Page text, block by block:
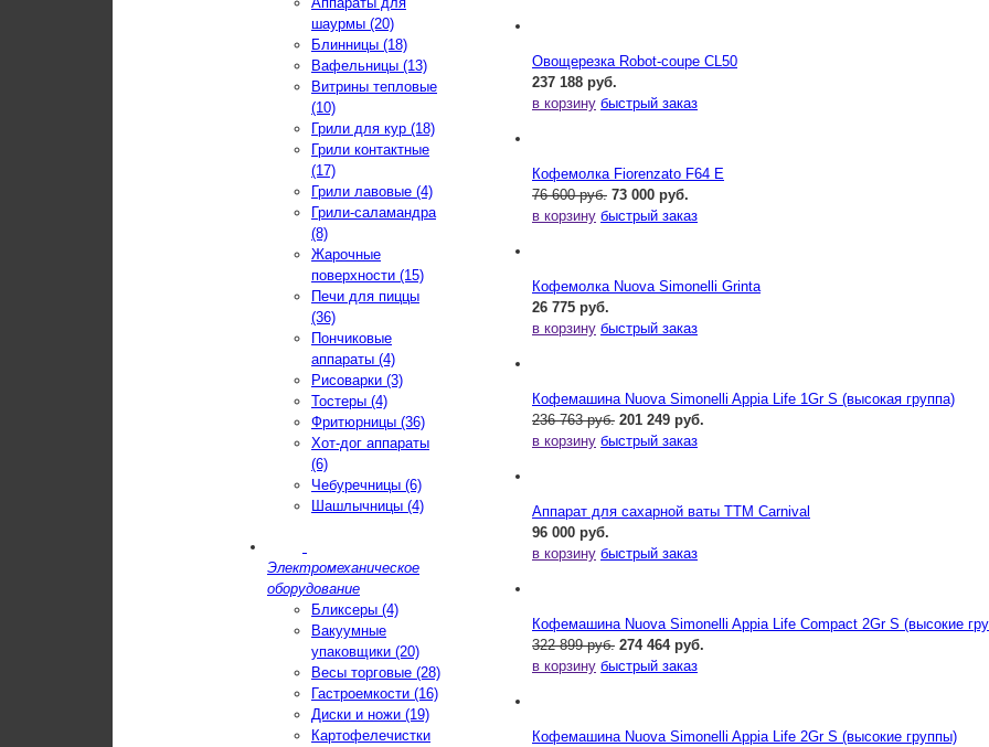
Овощерезка Robot-coupe CL50
237 188 руб.
в корзину быстрый заказ
Кофемолка Fiorenzato F64 E
76 600 руб. 73 000 руб.
в корзину быстрый заказ
Кофемолка Nuova Simonelli Grinta
26 775 руб.
в корзину быстрый заказ
Кофемашина Nuova Simonelli Appia Life 1Gr S (высокая группа)
236 763 руб. 201 249 руб.
в корзину быстрый заказ
Аппарат для сахарной ваты ТТМ Carnival
96 000 руб.
в корзину быстрый заказ
Кофемашина Nuova Simonelli Appia Life Compact 2Gr S (высокие
322 899 руб. 274 464 руб.
в корзину быстрый заказ
Кофемашина Nuova Simonelli Appia Life 2Gr S (высокие группы)
шаурмы (20)
Блинницы (18)
Вафельницы (13)
Витрины тепловые
(10)
Грили для кур (18)
Грили контактные
(17)
Грили лавовые (4)
Грили-саламандра
(8)
Жарочные
поверхности (15)
Печи для пиццы
(36)
Пончиковые
аппараты (4)
Рисоварки (3)
Тостеры (4)
Фритюрницы (36)
Хот-дог аппараты
(6)
Чебуречницы (6)
Шашлычницы (4)
Электромеханическое
оборудование
Бликсеры (4)
Вакуумные
упаковщики (20)
Весы торговые (28)
Гастроемкости (16)
Диски и ножи (19)
Картофелечистки